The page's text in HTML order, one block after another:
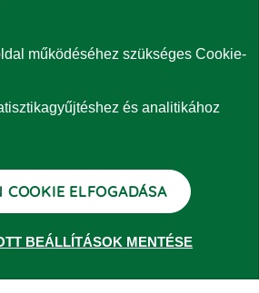
ALAPOK
ajánlatok
működéséhez szükséges Cookie-
és analitikához
COOKIE ELFOGADÁSA
BEÁLLÍTÁSOK MENTÉSE